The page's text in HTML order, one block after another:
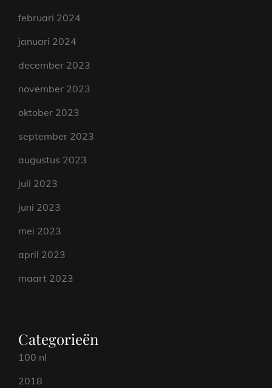
februari 2024
januari 2024
december 2023
november 2023
oktober 2023
september 2023
augustus 2023
juli 2023
juni 2023
mei 2023
april 2023
maart 2023
Categorieën
100 nl
2018